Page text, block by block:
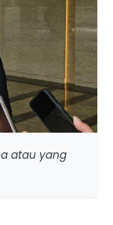
atau yang